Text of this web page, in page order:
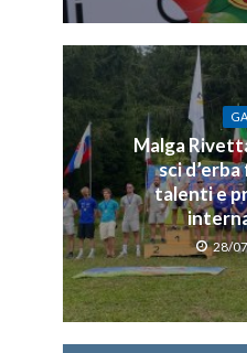
Malga
sci
talenti e
28/